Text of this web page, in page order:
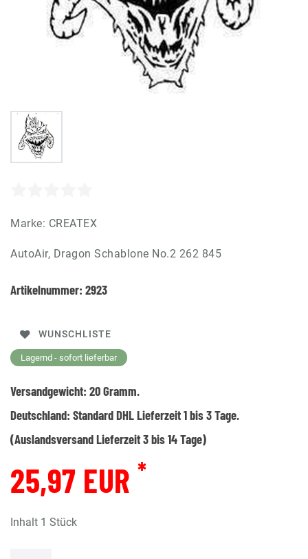
Marke: CREATEX
AutoAir, Dragon Schablone No.2 262 845
Artikelnummer: 2923
WUNSCHLISTE
Lagernd - sofort lieferbar
Versandgewicht: 20Gramm.
Deutschland: Standard DHL Lieferzeit 1 bis 3 Tage.
(Auslandsversand Lieferzeit 3 bis 14 Tage)
25,97 EUR *
Inhalt 1 Stück